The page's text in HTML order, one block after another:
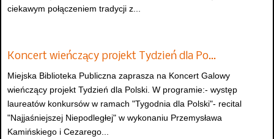
ciekawym połączeniem tradycji z...
Koncert wieńczący projekt Tydzień dla Po…
Miejska Biblioteka Publiczna zaprasza na Koncert Galowy
wieńczący projekt Tydzień dla Polski. W programie:- występ
laureatów konkursów w ramach "Tygodnia dla Polski"- recital
"Najjaśniejszej Niepodległej" w wykonaniu Przemysława
Kamińskiego i Cezarego...